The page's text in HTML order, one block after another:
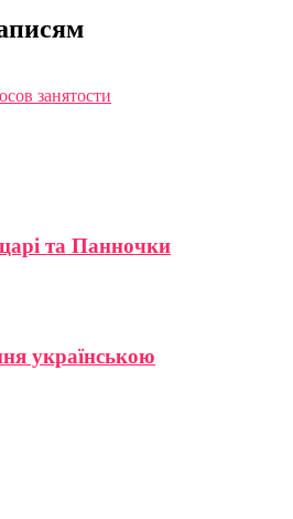
занятости
та Панночки
українською